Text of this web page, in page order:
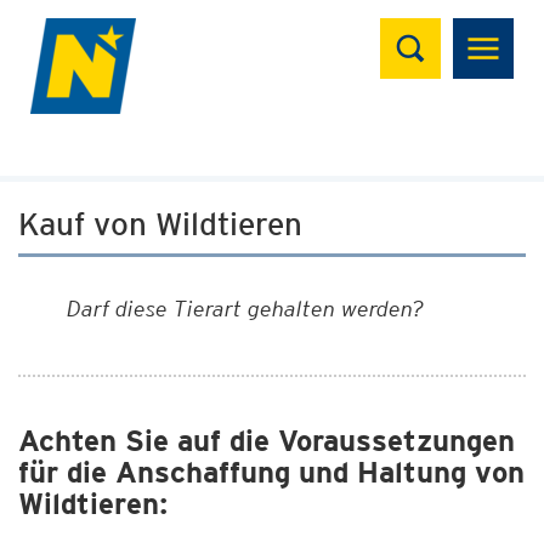
Suchen
Kauf von Wildtieren
Darf diese Tierart gehalten werden?
Achten Sie auf die Voraussetzungen
für die Anschaffung und Haltung von
Wildtieren: